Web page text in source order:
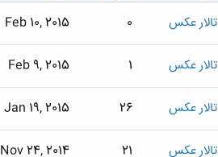
تالار عکس 0
Feb 10, 2015
تالار عکس 1
Feb 9, 2015
تالار عکس 26
Jan 19, 2015
تالار عکس 21
Nov 24, 2014